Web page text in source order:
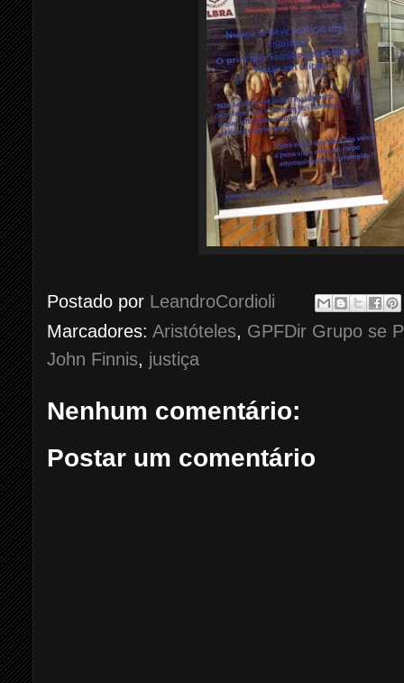
Postado por LeandroCordioli
Marcadores: Aristóteles, GPFDir Grupo se
John Finnis, justiça
Nenhum comentário:
Postar um comentário